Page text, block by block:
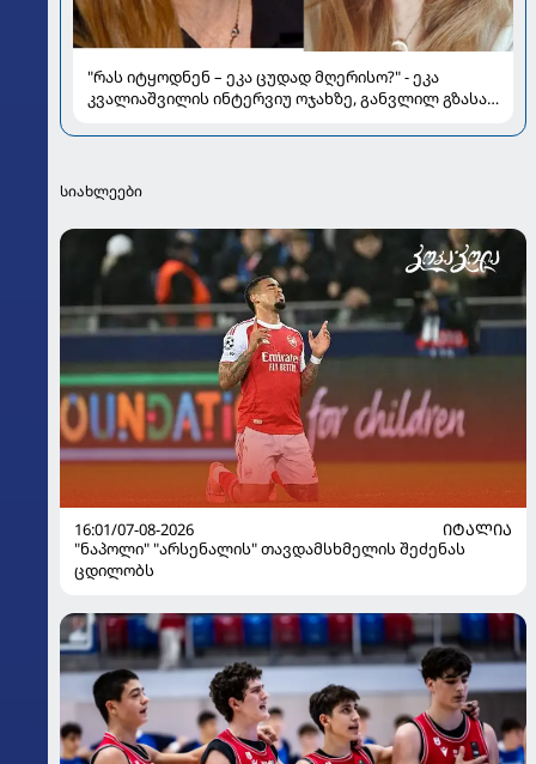
"რას იტყოდნენ – ეკა ცუდად მღერისო?" - ეკა
კვალიაშვილის ინტერვიუ ოჯახზე, განვლილ გზასა
სიახლეები
16:01/07-08-2026
ᲘᲢᲐᲚᲘᲐ
"ნაპოლი" "არსენალის" თავდამსხმელის შეძენას
ცდილობს